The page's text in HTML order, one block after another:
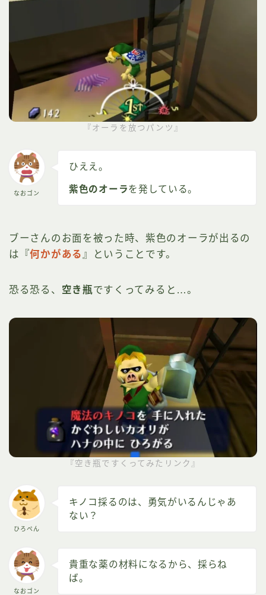
『オーラを放つパンツ』
なおゴン
ひええ。
紫色のオーラを発している。
ブーさんのお面を被った時、紫色のオーラが出るの
は『何かがある 』ということです。
恐る恐る、 空き瓶ですくってみると…。
『空き瓶ですくってみたリンク』
ひろぺん
キノコ採るのは、勇気がいるんじゃあ
ない？
なおゴン
貴重な薬の材料になるから、採らね
ば。